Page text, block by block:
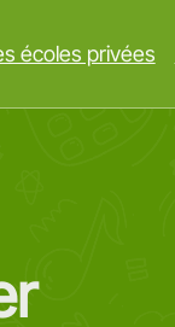
écoles privées